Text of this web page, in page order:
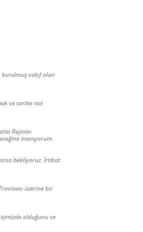
kurulmuş vakıf olan
ve tarihe not
Rejimin
inanıyorum.
bekliyoruz. İrtibat
üzerine bir
içimizde olduğunu ve